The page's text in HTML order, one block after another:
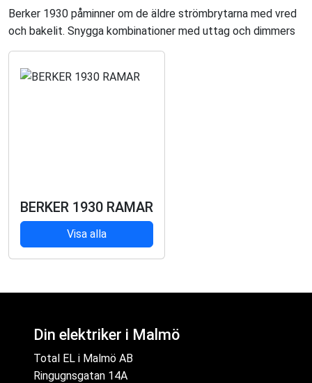
Berker 1930 påminner om de äldre strömbrytarna med vred
och bakelit. Snygga kombinationer med uttag och dimmers
BERKER 1930 RAMAR
Visa alla
Din elektriker i Malmö
Total EL i Malmö AB
Ringugnsgatan 14A